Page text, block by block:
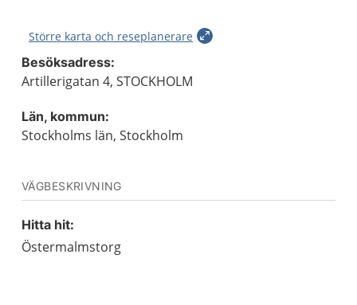
Större karta och reseplanerare
Besöksadress:
Artillerigatan 4, STOCKHOLM
Län, kommun:
Stockholms län, Stockholm
VÄGBESKRIVNING
Hitta hit:
Östermalmstorg